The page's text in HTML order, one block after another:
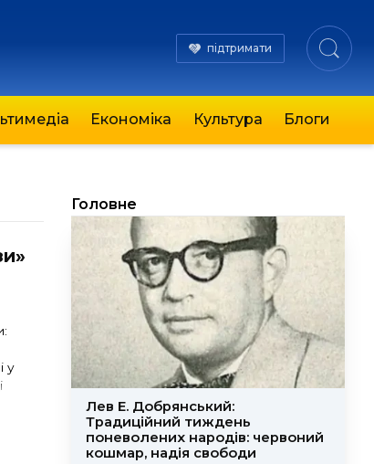
підтримати
Економіка Культура Блоги
у
Головне
Лев Е. Добрянський:
Традиційний тиждень
поневолених народів: червоний
кошмар, надія свободи